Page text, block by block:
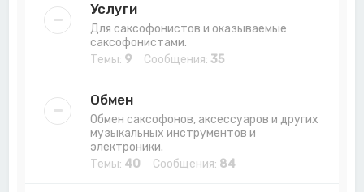
Услуги
Для саксофонистов и оказываемые
саксофонистами.
Темы: 9 Сообщения: 35
Обмен
Обмен саксофонов, аксессуаров и других
музыкальных инструментов и
электроники.
Темы: 40 Сообщения: 84